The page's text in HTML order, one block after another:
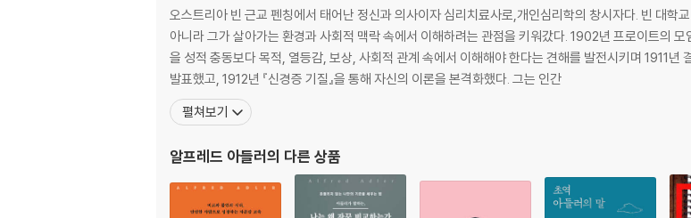
오스트리아 빈 근교 펜칭에서 태어난 정신과 의사이자 심리치료사로,개인심리학의 창시자다. 빈 대학
아니라 그가 살아가는 환경과 사회적 맥락 속에서 이해하려는 관점을 키워갔다. 1902년 프로이트의
을 성적 충동보다 목적, 열등감, 보상, 사회적 관계 속에서 이해해야 한다는 견해를 발전시키며 1911
발표했고, 1912년 『신경증 기질』을 통해 자신의 이론을 본격화했다. 그는 인간
펼쳐보기
알프레드 아들러의 다른 상품